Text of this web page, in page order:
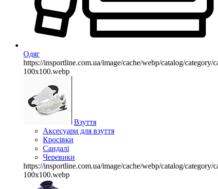
Одяг
https://insportline.com.ua/image/cache/webp/catalog/category/
100x100.webp
Взуття
Аксесуари для взуття
Кросівки
Сандалі
Черевики
https://insportline.com.ua/image/cache/webp/catalog/category/
100x100.webp